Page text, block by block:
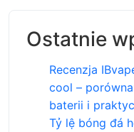
Ostatnie
Recenzja
cool –
baterii i
Tỷ lệ bóng đá